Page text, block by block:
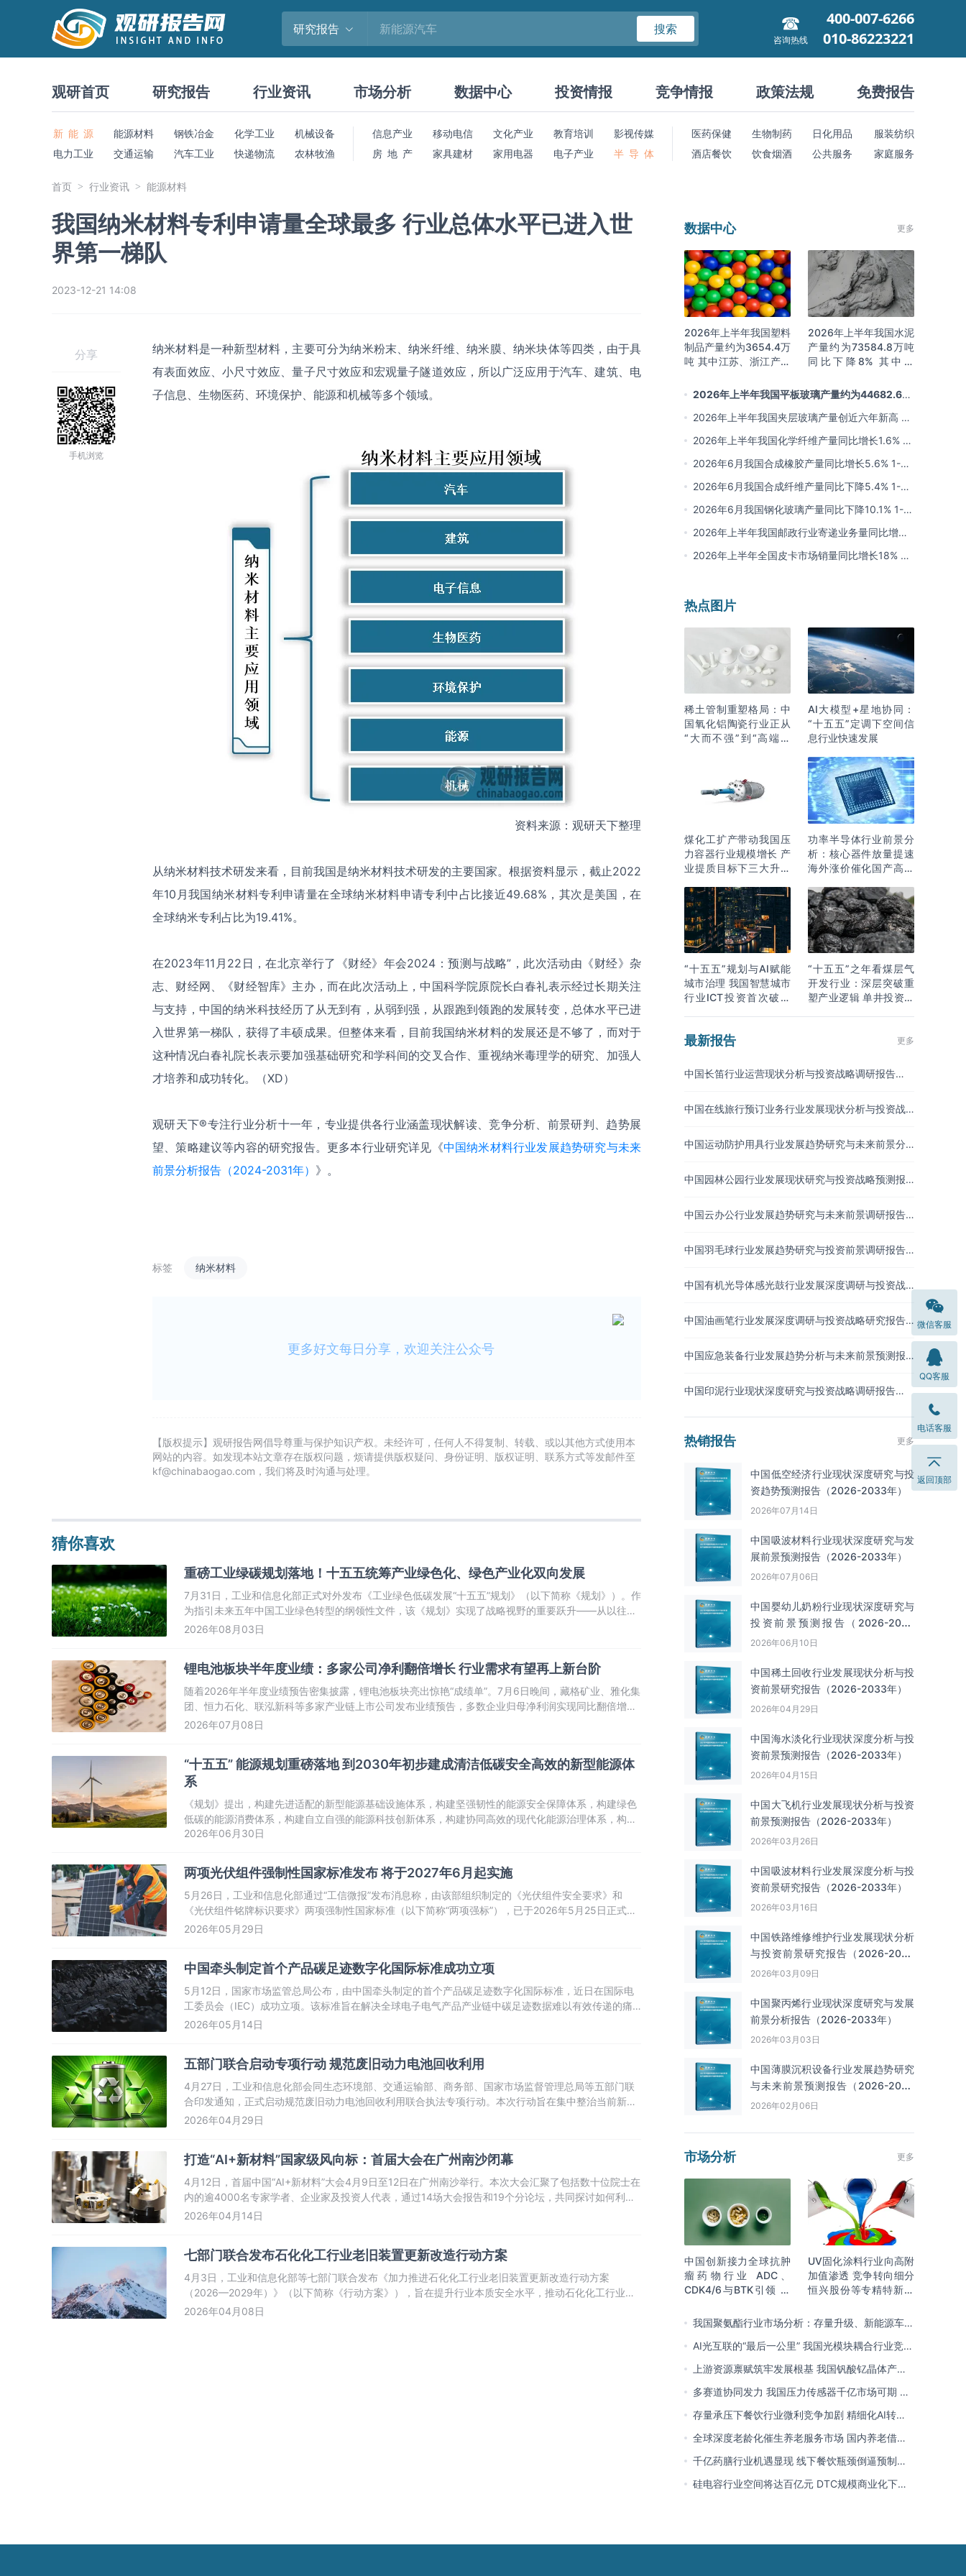
研究报告 搜索
咨询热线
400-007-6266
010-86223221
观研首页 研究报告 行业资讯 市场分析 数据中心 投资情报 竞争情报 政策法规 免费报告
新 能 源 能源材料 钢铁冶金 化学工业
机械设备
电力工业
交通运输 汽车工业 快递物流 农林牧渔
信息产业 移动电信 文化产业 教育培训
影视传媒
房 地 产
家具建材 家用电器 电子产业 半 导 体
医药保健 生物制药 日化用品
服装纺织
酒店餐饮
饮食烟酒 公共服务 家庭服务
首页 行业资讯 能源材料
我国纳米材料专利申请量全球最多 行业总体水平已进入世
界第一梯队
2023-12-21 14:08
分享
手机浏览
纳米材料是一种新型材料，主要可分为纳米粉末、纳米纤维、纳米膜、纳米块体等四类，由于具
有表面效应、小尺寸效应、量子尺寸效应和宏观量子隧道效应，所以广泛应用于汽车、建筑、电
子信息、生物医药、环境保护、能源和机械等多个领域。
资料来源：观研天下整理
从纳米材料技术研发来看，目前我国是纳米材料技术研发的主要国家。根据资料显示，截止2022
年10月我国纳米材料专利申请量在全球纳米材料申请专利中占比接近49.68%，其次是美国，在
全球纳米专利占比为19.41%。
在2023年11月22日，在北京举行了《财经》年会2024：预测与战略”，此次活动由《财经》杂
志、财经网、《财经智库》主办，而在此次活动上，中国科学院原院长白春礼表示经过长期关注
与支持，中国的纳米科技经历了从无到有，从弱到强，从跟跑到领跑的发展转变，总体水平已进
入世界第一梯队，获得了丰硕成果。但整体来看，目前我国纳米材料的发展还是不够了，而对于
这种情况白春礼院长表示要加强基础研究和学科间的交叉合作、重视纳米毒理学的研究、加强人
才培养和成功转化。（XD）
观研天下®专注行业分析十一年，专业提供各行业涵盖现状解读、竞争分析、前景研判、趋势展
望、策略建议等内容的研究报告。更多本行业研究详见《中国纳米材料行业发展趋势研究与未来
前景分析报告（2024-2031年） 》。
标签 纳米材料
更多好文每日分享，欢迎关注公众号
【版权提示】观研报告网倡导尊重与保护知识产权。未经许可，任何人不得复制、转载、或以其他方式使用本
网站的内容。如发现本站文章存在版权问题，烦请提供版权疑问、身份证明、版权证明、联系方式等发邮件至
kf@chinabaogao.com，我们将及时沟通与处理。
猜你喜欢
重磅工业绿碳规划落地！十五五统筹产业绿色化、绿色产业化双向发展
7月31日，工业和信息化部正式对外发布《工业绿色低碳发展“十五五”规划》（以下简称《规划》）。作
为指引未来五年中国工业绿色转型的纲领性文件，该《规划》实现了战略视野的重要跃升——从以往侧
重于工业自身生产过程的绿色低碳化，拓展至更加注重工业体系对全社会绿色转型的整体支撑作用，明
2026年08月03日
锂电池板块半年度业绩：多家公司净利翻倍增长 行业需求有望再上新台阶
随着2026年半年度业绩预告密集披露，锂电池板块亮出惊艳“成绩单”。7月6日晚间，藏格矿业、雅化集
团、恒力石化、联泓新科等多家产业链上市公司发布业绩预告，多数企业归母净利润实现同比翻倍增
长，折射出锂电池产业强劲的景气上行周期。
2026年07月08日
“十五五” 能源规划重磅落地 到2030年初步建成清洁低碳安全高效的新型能源体
系
《规划》提出，构建先进适配的新型能源基础设施体系，构建坚强韧性的能源安全保障体系，构建绿色
低碳的能源消费体系，构建自立自强的能源科技创新体系，构建协同高效的现代化能源治理体系，构建
立体多元的能源国际合作体系。
2026年06月30日
两项光伏组件强制性国家标准发布 将于2027年6月起实施
5月26日，工业和信息化部通过“工信微报”发布消息称，由该部组织制定的《光伏组件安全要求》和
《光伏组件铭牌标识要求》两项强制性国家标准（以下简称“两项强标”），已于2026年5月25日正式发
布，并将于2027年6月1日起正式实施。此举将对规范光伏行业竞争秩序、推动产业升级发展发挥重要
2026年05月29日
中国牵头制定首个产品碳足迹数字化国际标准成功立项
5月12日，国家市场监管总局公布，由中国牵头制定的首个产品碳足迹数字化国际标准，近日在国际电
工委员会（IEC）成功立项。该标准旨在解决全球电子电气产品产业链中碳足迹数据难以有效传递的痛
点问题，推动绿色低碳信息在产业上下游的高效流通与互认。
2026年05月14日
五部门联合启动专项行动 规范废旧动力电池回收利用
4月27日，工业和信息化部会同生态环境部、交通运输部、商务部、国家市场监督管理总局等五部门联
合印发通知，正式启动规范废旧动力电池回收利用联合执法专项行动。本次行动旨在集中整治当前新能
源汽车废旧动力电池回收利用行业存在的突出问题，依法查处一批违法行为，进一步规范行业秩序、保
2026年04月29日
打造“AI+新材料”国家级风向标：首届大会在广州南沙闭幕
4月12日，首届中国“AI+新材料”大会4月9日至12日在广州南沙举行。本次大会汇聚了包括数十位院士在
内的逾4000名专家学者、企业家及投资人代表，通过14场大会报告和19个分论坛，共同探讨如何利用
人工智能技术推动中国新材料产业实现“换道超车”与跨越式发展。
2026年04月14日
七部门联合发布石化化工行业老旧装置更新改造行动方案
4月3日，工业和信息化部等七部门联合发布《加力推进石化化工行业老旧装置更新改造行动方案
（2026—2029年）》（以下简称《行动方案》），旨在提升行业本质安全水平，推动石化化工行业向
智能化、绿色化、融合化方向优化升级。
2026年04月08日
数据中心 更多
2026年上半年我国塑料
制品产量约为3654.4万
吨 其中江苏、浙江产量
16.0%
2026年上半年我国水泥
产量约为73584.8万吨
同比下降8% 其中广
名前三
2026年上半年我国平板玻璃产量约为44682.6万
重量箱 同比下降5.7% 其中河北产量最多 占比16%
2026年上半年我国夹层玻璃产量创近六年新高 约
为7964.8万平方米 同比下降0.9%
2026年上半年我国化学纤维产量同比增长1.6% 其
中浙江、江苏产量分别占比42.03%、31.34%
2026年6月我国合成橡胶产量同比增长5.6% 1-6
月累计产量同比增长6.4%
2026年6月我国合成纤维产量同比下降5.4% 1-6
月累计产量为3815.7万吨 同比增长0.8%
2026年6月我国钢化玻璃产量同比下降10.1% 1-6
月累计产量同比下降8.4%
2026年上半年我国邮政行业寄递业务量同比增长
4.2% 业务收入同比增长6%
2026年上半年全国皮卡市场销量同比增长18% 出
热点图片
稀土管制重塑格局：中
国氧化铝陶瓷行业正从
“大而不强”到“高端突
AI大模型+星地协同：
“十五五”定调下空间信
息行业快速发展
煤化工扩产带动我国压
力容器行业规模增长 产
业提质目标下三大升级
功率半导体行业前景分
析：核心器件放量提速
海外涨价催化国产高端
“十五五”规划与AI赋能
城市治理 我国智慧城市
行业ICT投资首次破万
“十五五”之年看煤层气
开发行业：深层突破重
塑产业逻辑 单井投资成
最新报告 更多
中国长笛行业运营现状分析与投资战略调研报告
中国在线旅行预订业务行业发展现状分析与投资战
中国运动防护用具行业发展趋势研究与未来前景分
中国园林公园行业发展现状研究与投资战略预测报
中国云办公行业发展趋势研究与未来前景调研报告
中国羽毛球行业发展趋势研究与投资前景调研报告
中国有机光导体感光鼓行业发展深度调研与投资战
中国油画笔行业发展深度调研与投资战略研究报告
中国应急装备行业发展趋势分析与未来前景预测报
中国印泥行业现状深度研究与投资战略调研报告
热销报告 更多
中国低空经济行业现状深度研究与投
资趋势预测报告（2026-2033年）
2026年07月14日
中国吸波材料‌‌‌行业现状深度研究与发
展前景预测报告（2026-2033年）
2026年07月06日
中国婴幼儿奶粉行业现状深度研究与
投资前景预测报告（2026-2033
年）
2026年06月10日
中国‌‌稀土回收‌‌行业发展现状分析与投
资前景研究报告（2026-2033年）
2026年04月29日
中国海水淡化行业现状深度分析与投
资前景预测报告（2026-2033年）
2026年04月15日
中国大飞机行业发展现状分析与投资
前景预测报告（2026-2033年）
2026年03月26日
中国吸波材料行业发展深度分析与投
资前景研究报告（2026-2033年）
2026年03月16日
中国铁路维修维护行业发展现状分析
与投资前景研究报告（2026-2033
年）
2026年03月09日
中国聚丙烯行业现状深度研究与发展
前景分析报告（2026-2033年）
2026年03月03日
中国薄膜沉积设备行业发展趋势研究
与未来前景预测报告（2026-2033
年）
2026年02月06日
市场分析 更多
中国创新接力全球抗肿
瘤药物行业 ADC、
CDK4/6与BTK引领 医
格局成型
UV固化涂料行业向高附
加值渗透 竞争转向细分
恒兴股份等专精特新小
我国聚氨酯行业市场分析：存量升级、新能源车增
量爆发与内需托底
AI光互联的“最后一公里” 我国光模块耦合行业竞争
处于三角博弈格局
上游资源禀赋筑牢发展根基 我国钒酸钇晶体产能
领跑全球 行业有望迎来高速发展
多赛道协同发力 我国压力传感器千亿市场可期 市
场结构将向MEMS产品倾斜
存量承压下餐饮行业微利竞争加剧 精细化AI转型
与多元业态破解成本剪刀差
全球深度老龄化催生养老服务市场 国内养老借职
业资格制度迈向品质规范化发展
千亿药膳行业机遇显现 线下餐饮瓶颈倒逼预制
化、零食化转型 企业开启整合新局
硅电容行业空间将达百亿元 DTC规模商业化下
微信客服
QQ客服
电话客服
返回顶部